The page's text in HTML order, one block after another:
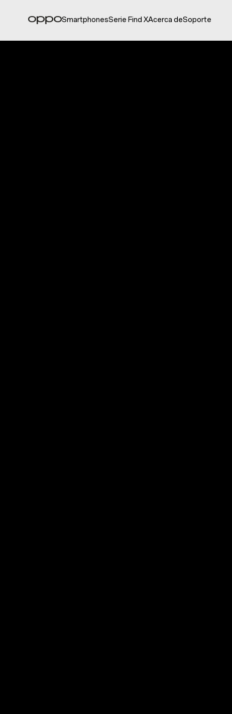
SmartphonesSerie Find XAcerca deSoporte